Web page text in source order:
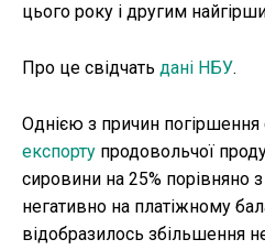
цього року і другим
Про це свідчать дані НБУ.
Однією з причин погіршення
експорту продовольчої
сировини на 25% порівняно
негативно на платіжному
відобразилось збільшення